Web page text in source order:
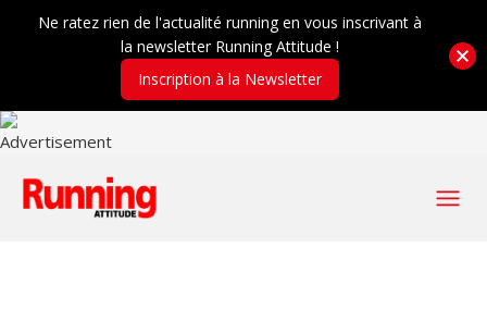
Ne ratez rien de l'actualité running en vous inscrivant à
la newsletter Running Attitude !
Inscription à la Newsletter